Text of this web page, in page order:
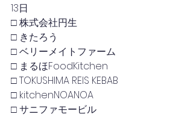
13日
□ 株式会社円生
□ きたろう
□ ベリーメイトファーム
□ まるほFoodKitchen
□ TOKUSHIMA REIS KEBAB
□ kitchenNOANOA
□ サニファモービル